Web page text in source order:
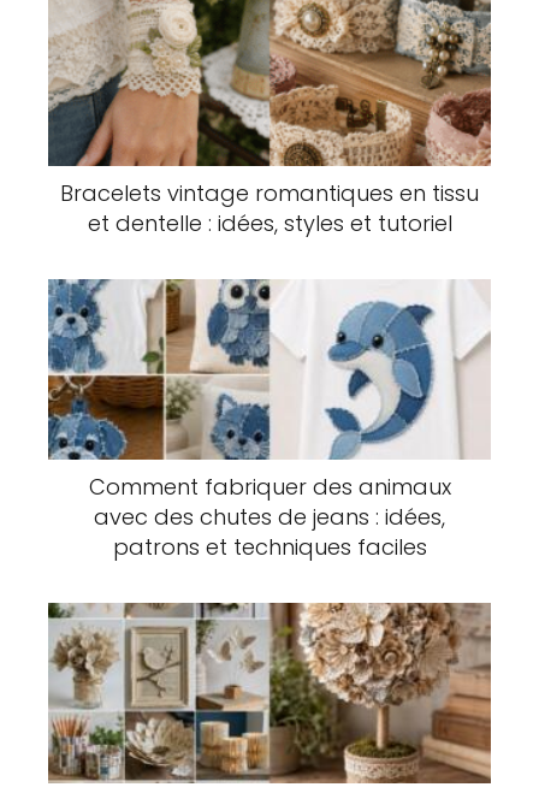
Bracelets vintage romantiques en tissu
et dentelle : idées, styles et tutoriel
Comment fabriquer des animaux
avec des chutes de jeans : idées,
patrons et techniques faciles